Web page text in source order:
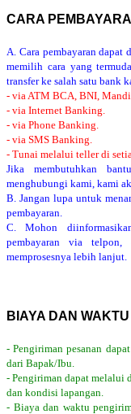
CARA
A. Cara pembayaran dapat
memilih cara yang
transfer ke salah satu bank
- via ATM BCA, BNI,
- via Internet Banking.
- via Phone Banking.
- via SMS Banking.
- Tunai melalui teller di
Jika membutuhkan
menghubungi kami, kami
B. Jangan lupa untuk
pembayaran.
C. Mohon
pembayaran via
memprosesnya lebih lanjut.
BIAYA DAN
- Pengiriman pesanan
dari Bapak/Ibu.
- Pengiriman dapat melalui
dan kondisi lapangan.
- Biaya dan waktu